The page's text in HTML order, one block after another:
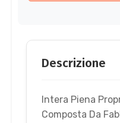
Descrizione
Intera Piena
Composta Da